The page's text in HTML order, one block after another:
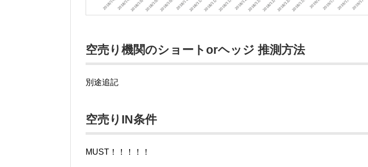
空売り機関のショートorヘッジ 推測方法
別途追記
空売りIN条件
MUST！！！！！